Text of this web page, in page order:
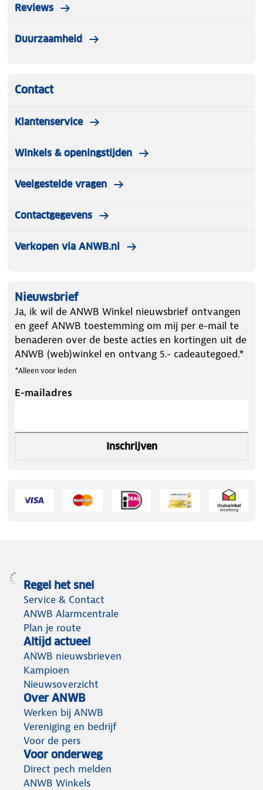
Reviews
Duurzaamheid
Contact
Klantenservice
Winkels & openingstijden
Veelgestelde vragen
Contactgegevens
Verkopen via ANWB.nl
Nieuwsbrief
Ja, ik wil de ANWB Winkel nieuwsbrief ontvangen
en geef ANWB toestemming om mij per e-mail te
benaderen over de beste acties en kortingen uit de
ANWB (web)winkel en ontvang 5.- cadeautegoed.*
*Alleen voor leden
E-mailadres
Inschrijven
Regel het snel
Service & Contact
ANWB Alarmcentrale
Plan je route
Altijd actueel
ANWB nieuwsbrieven
Kampioen
Nieuwsoverzicht
Over ANWB
Werken bij ANWB
Vereniging en bedrijf
Voor de pers
Voor onderweg
Direct pech melden
ANWB Winkels